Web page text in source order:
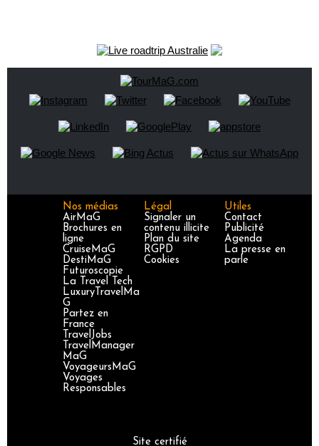
Nos médias
AirMaG
Brochures en
ligne
CruiseMaG
DestiMaG
Futuroscopie
La Travel Tech
LuxuryTravelMa
G
Partez en
France
TravelJobs
TravelManager
MaG
VoyageursMaG
Voyages
Responsables
Légal
Signaler un
contenu illicite
Plan du site
RGPD
Cookies
Utiles
Contact
Publicité
Agenda
La presse en
parle
Site certifié